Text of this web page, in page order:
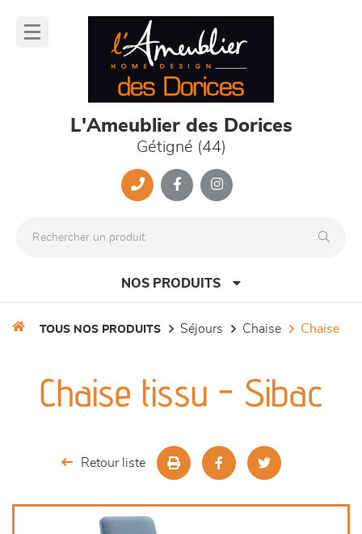
L'Ameublier des Dorices
Gétigné (44)
NOS PRODUITS
séjours
meubles de complément
TOUS NOS PRODUITS séjours chaise chaise
Chaise tissu - Sibac
Retour liste